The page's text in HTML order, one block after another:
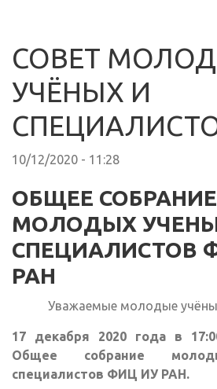
СОВЕТ
УЧЁНЫХ И
10/12/2020 - 11:28
ОБЩЕЕ СОБРАНИЕ
МОЛОДЫХ
СПЕЦИАЛИСТОВ
РАН
Уважаемые молодые
17 декабря 2020 года в
Общее собрание
специалистов ФИЦ ИУ РАН.